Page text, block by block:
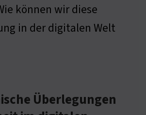
können wir diese
in der digitalen Welt
Überlegungen